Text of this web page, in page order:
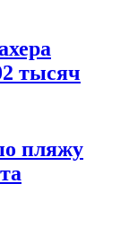
тысяч
пляжу